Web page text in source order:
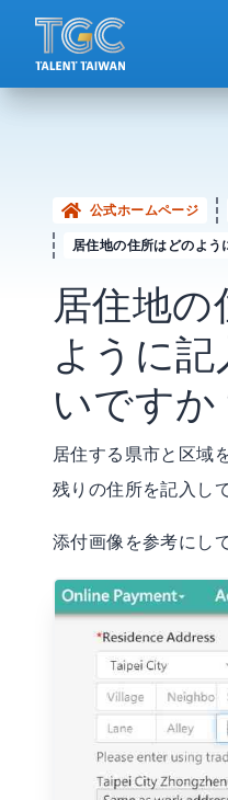
公式ホームページ
居住地の住所はどのよう
居住地の
ように記
いですか
居住する県市と区域
残りの住所を記入し
添付画像を参考にし